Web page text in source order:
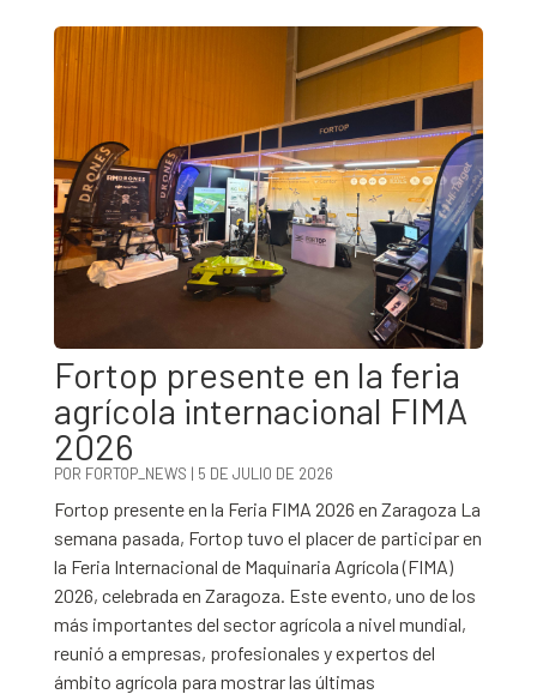
Fortop presente en la feria
agrícola internacional FIMA
2026
POR FORTOP_NEWS | 5 DE JULIO DE 2026
Fortop presente en la Feria FIMA 2026 en Zaragoza La
semana pasada, Fortop tuvo el placer de participar en
la Feria Internacional de Maquinaria Agrícola (FIMA)
2026, celebrada en Zaragoza. Este evento, uno de los
más importantes del sector agrícola a nivel mundial,
reunió a empresas, profesionales y expertos del
ámbito agrícola para mostrar las últimas